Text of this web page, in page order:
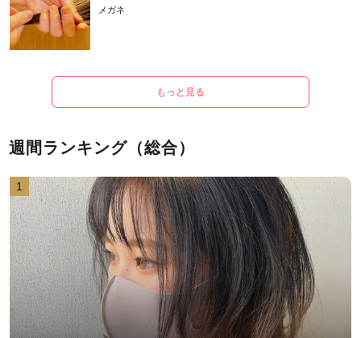
メガネ
もっと見る
週間ランキング（総合）
1